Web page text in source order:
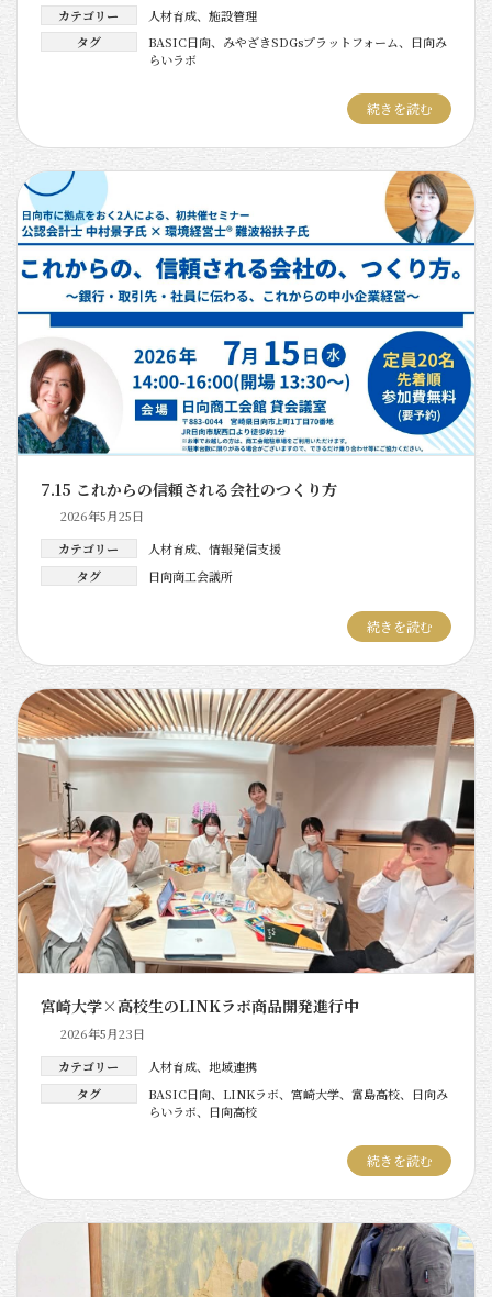
カテゴリー
人材育成、 施設管理
タグ
BASIC日向、 みやざきSDGsプラットフォーム、
日向み
らいラボ
続きを読む
7.15 これからの信頼される会社のつくり方
2026年5月25日
カテゴリー
人材育成、 情報発信支援
タグ
日向商工会議所
続きを読む
宮崎大学×高校生のLINKラボ商品開発進行中
2026年5月23日
カテゴリー
人材育成、 地域連携
タグ
BASIC日向、 LINKラボ、 宮崎大学、 富島高校、
日向み
らいラボ、 日向高校
続きを読む